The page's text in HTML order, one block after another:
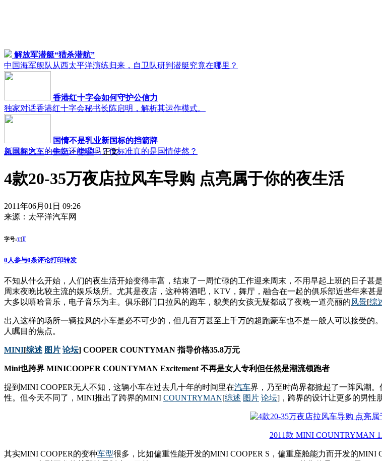
解放军潜艇“猎杀潜航”
中国海军舰队从西太平洋演练归来，自卫队研判潜艇究竟在哪里？
香港红十字会如何守护公信力
独家对话香港红十字会秘书长陈启明，解析其运作模式。
国情不是乳业新国标的挡箭牌
新国标之下的牛奶还能喝吗？低标准真的是国情使然？
凤凰网汽车>购车>导购> 正文
4款20-35万夜店拉风车导购 点亮属于你的夜生活
2011年06月01日 09:26
来源： 太平洋汽车网
字号:T|T
0 人参与0条评论打印转发
不知从什么开始，人们的夜生活开始变得丰富，结束了一周忙碌的工作迎来周末，不用早起上班的日子
周末夜晚比较主流的娱乐场所。尤其是夜店，这种将酒吧，KTV，舞厅，融合在一起的俱乐部近些年来
大多以嘻哈音乐，电子音乐为主。俱乐部门口拉风的跑车，貌美的女孩无疑都成了夜晚一道亮丽的风景[综
出入这样的场所一辆拉风的小车是必不可少的，但几百万甚至上千万的超跑豪车也不是一般人可以接受
人瞩目的焦点。
MINI[综述 图片 论坛] COOPER COUNTYMAN 指导价格35.8万元
Mini也跨界 MINICOOPER COUNTYMAN Excitement 不再是女人专利但任然是潮流领跑者
提到MINI COOPER无人不知，这辆小车在过去几十年的时间里在汽车界，乃至时尚界都掀起了一阵风潮。
性。但今天不同了，MINI推出了跨界的MINI COUNTRYMAN[综述 图片 论坛]，跨界的设计让更多的男性
2011款 MINI COUNTRYMAN
其实MINI COOPER的变种车型很多，比如偏重性能开发的MINI COOPER S，偏重座舱能力而开发的